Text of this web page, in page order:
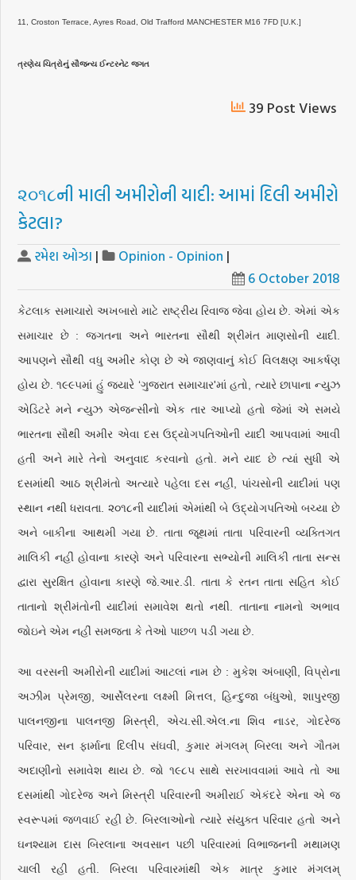
11, Croston Terrace, Ayres Road, Old Trafford MANCHESTER M16 7FD [U.K.]
ત્રણેય ચિત્રોનું સૌજન્ય ઈન્ટરનેટ જગત
39 Post Views
૨૦૧૮ની માલી અમીરોની યાદી: આમાં દિલી અમીરો
કેટલા?
રમેશ ઓઝા | Opinion - Opinion |
6 October 2018
કેટલાક સમાચારો અખબારો માટે રાષ્ટ્રીય રિવાજ જેવા હોય છે. એમાં એક
સમાચાર છે : જગતના અને ભારતના સૌથી શ્રીમંત માણસોની યાદી.
આપણને સૌથી વધુ અમીર કોણ છે એ જાણવાનું કોઈ વિલક્ષણ આકર્ષણ
હોય છે. ૧૯૯૫માં હું જ્યારે ‘ગુજરાત સમાચાર'માં હતો, ત્યારે છાપાના ન્યુઝ
એડિટરે મને ન્યુઝ એજન્સીનો એક તાર આપ્યો હતો જેમાં એ સમયે
ભારતના સૌથી અમીર એવા દસ ઉદ્યોગપતિઓની યાદી આપવામાં આવી
હતી અને મારે તેનો અનુવાદ કરવાનો હતો. મને યાદ છે ત્યાં સુધી એ
દસમાંથી આઠ શ્રીમંતો અત્યારે પહેલા દસ નહીં, પાંચસોની યાદીમાં પણ
સ્થાન નથી ધરાવતા. ૨૦૧૮ની યાદીમાં એમાંથી બે ઉદ્યોગપતિઓ બચ્યા છે
અને બાકીના આથમી ગયા છે. તાતા જૂથમાં તાતા પરિવારની વ્યક્તિગત
માલિકી નહીં હોવાના કારણે અને પરિવારના સભ્યોની માલિકી તાતા સન્સ
દ્વારા સુરક્ષિત હોવાના કારણે જે.આર.ડી. તાતા કે રતન તાતા સહિત કોઈ
તાતાનો શ્રીમંતોની યાદીમાં સમાવેશ થતો નથી. તાતાના નામનો અભાવ
જોઇને એમ નહીં સમજતા કે તેઓ પાછળ પડી ગયા છે.
આ વરસની અમીરોની યાદીમાં આટલાં નામ છે : મુકેશ અંબાણી, વિપ્રોના
અઝીમ પ્રેમજી, આર્સેલરના લક્ષ્મી મિત્તલ, હિન્દુજા બંધુઓ, શાપુરજી
પાલનજીના પાલનજી મિસ્ત્રી, એચ.સી.એલ.ના શિવ નાડર, ગોદરેજ
પરિવાર, સન ફાર્માના દિલીપ સંઘવી, કુમાર મંગલમ્‌ બિરલા અને ગૌતમ
અદાણીનો સમાવેશ થાય છે. જો ૧૯૮૫ સાથે સરખાવવામાં આવે તો આ
દસમાંથી ગોદરેજ અને મિસ્ત્રી પરિવારની અમીરાઈ એકંદરે એના એ જ
સ્વરૂપમાં જળવાઈ રહી છે. બિરલાઓનો ત્યારે સંયુક્ત પરિવાર હતો અને
ઘનશ્યામ દાસ બિરલાના અવસાન પછી પરિવારમાં વિભાજનની મથામણ
ચાલી રહી હતી. બિરલા પરિવારમાંથી એક માત્ર કુમાર મંગલમ્‌